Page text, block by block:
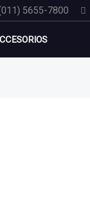
5655-7800